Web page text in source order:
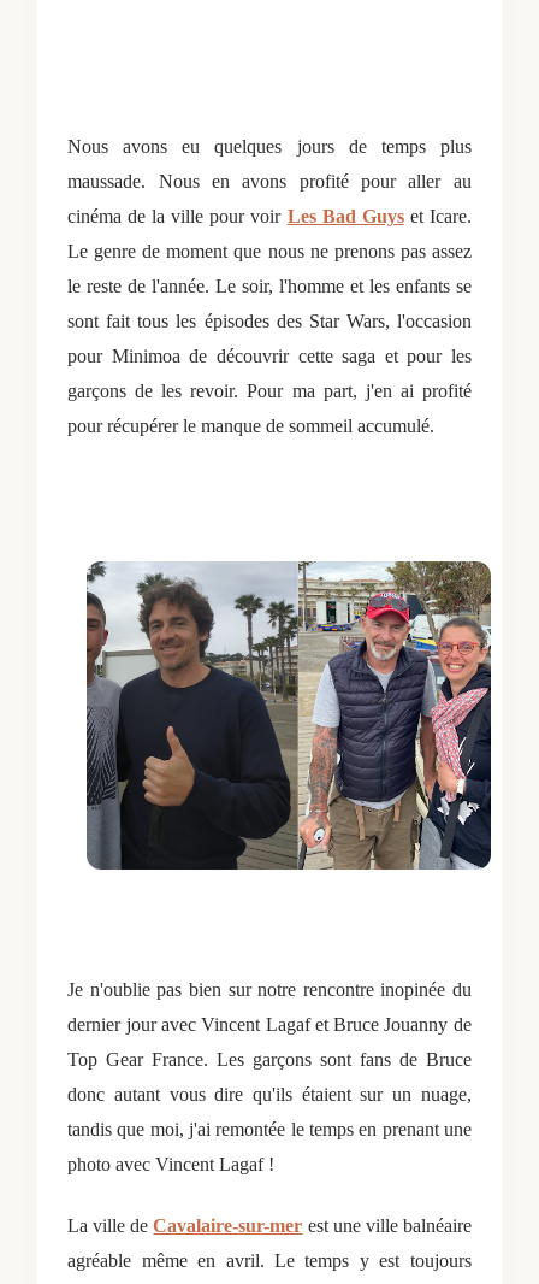
Nous avons eu quelques jours de temps plus
maussade. Nous en avons profité pour aller au
cinéma de la ville pour voir Les Bad Guyset Icare.
Le genre de moment que nous ne prenons pas assez
le reste de l'année. Le soir, l'homme et les enfants se
sont fait tous les épisodes des Star Wars, l'occasion
pour Minimoa de découvrir cette saga et pour les
garçons de les revoir. Pour ma part, j'en ai profité
pour récupérer le manque de sommeil accumulé.
Je n'oublie pas bien sur notre rencontre inopinée du
dernier jour avec Vincent Lagaf et Bruce Jouanny de
Top Gear France. Les garçons sont fans de Bruce
donc autant vous dire qu'ils étaient sur un nuage,
tandis que moi, j'ai remontée le temps en prenant une
photo avec Vincent Lagaf !
La ville deCavalaire-sur-mer est une ville balnéaire
agréable même en avril. Le temps y est toujours